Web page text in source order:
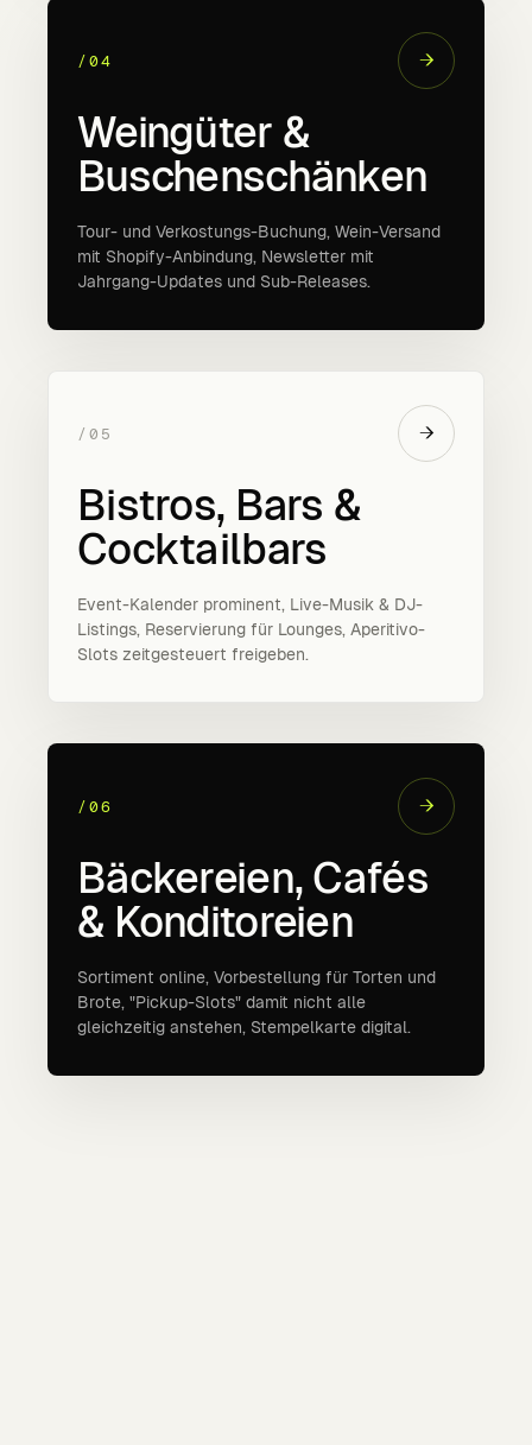
/04
Weingüter &
Buschenschänken
Tour- und Verkostungs-Buchung, Wein-Versand
mit Shopify-Anbindung, Newsletter mit
Jahrgang-Updates und Sub-Releases.
→
/05
Bistros, Bars &
Cocktailbars
Event-Kalender prominent, Live-Musik & DJ-
Listings, Reservierung für Lounges, Aperitivo-
Slots zeitgesteuert freigeben.
→
/06
Bäckereien, Cafés
& Konditoreien
Sortiment online, Vorbestellung für Torten und
Brote, "Pickup-Slots" damit nicht alle
gleichzeitig anstehen, Stempelkarte digital.
→